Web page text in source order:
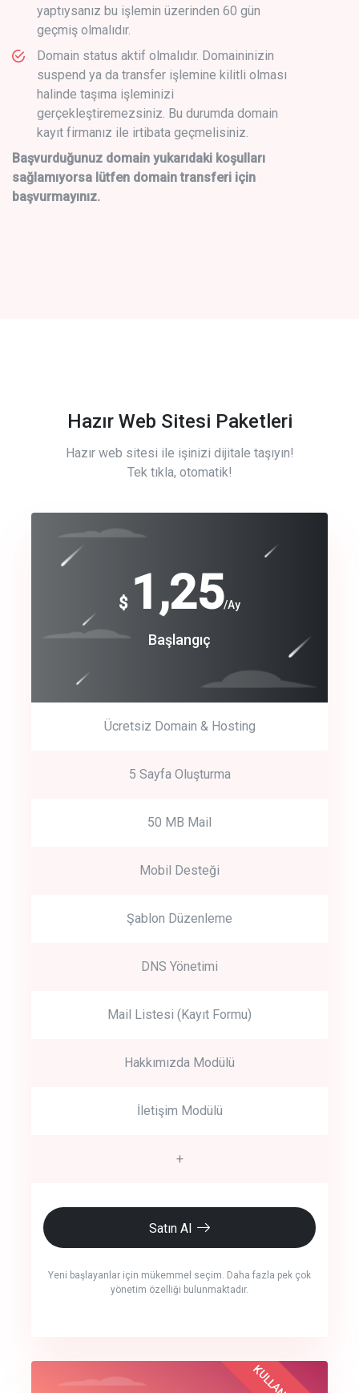
yaptıysanız bu işlemin üzerinden 60 gün
geçmiş olmalıdır.
Domain status aktif olmalıdır. Domaininizin
suspend ya da transfer işlemine kilitli olması
halinde taşıma işleminizi
gerçekleştiremezsiniz. Bu durumda domain
kayıt firmanız ile irtibata geçmelisiniz.
Başvurduğunuz domain yukarıdaki koşulları
sağlamıyorsa lütfen domain transferi için
başvurmayınız.
Hazır Web Sitesi Paketleri
Hazır web sitesi ile işinizi dijitale taşıyın!
Tek tıkla, otomatik!
$ 1,25/Ay
Başlangıç
Ücretsiz Domain & Hosting
5 Sayfa Oluşturma
50 MB Mail
Mobil Desteği
Şablon Düzenleme
DNS Yönetimi
Mail Listesi (Kayıt Formu)
Hakkımızda Modülü
İletişim Modülü
+
Satın Al
Yeni başlayanlar için mükemmel seçim. Daha fazla pek çok
yönetim özelliği bulunmaktadır.
Free
Basic
crm auto cync